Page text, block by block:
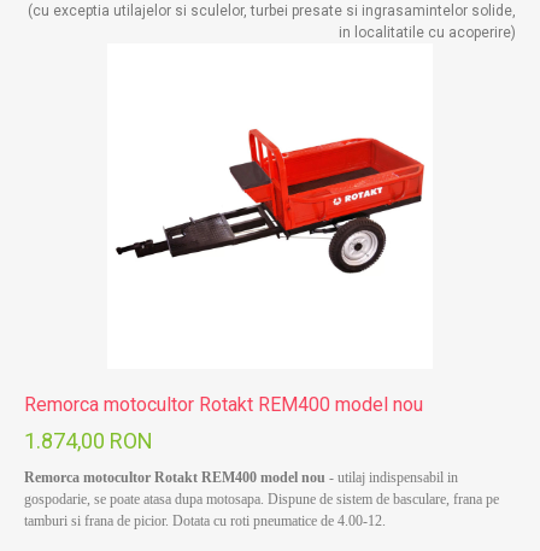
(cu exceptia utilajelor si sculelor, turbei presate si ingrasamintelor solide,
in localitatile cu acoperire)
Remorca motocultor Rotakt REM400 model nou
1.874,00 RON
Remorca motocultor Rotakt REM400 model nou - utilaj indispensabil in
gospodarie, se poate atasa dupa motosapa. Dispune de sistem de basculare, frana pe
tamburi si frana de picior. Dotata cu roti pneumatice de 4.00-12.